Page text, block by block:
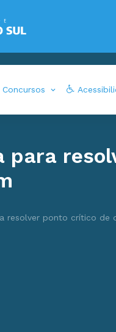
Concursos
para
resolver ponto crítico de